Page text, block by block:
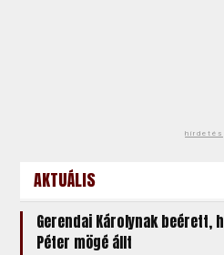
hirdetés
AKTUÁLIS
Gerendai Károlynak beérett,
Péter mögé állt